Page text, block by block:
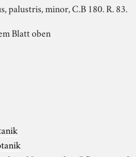
palustris, minor, C.B 180. R. 83.
Blatt oben